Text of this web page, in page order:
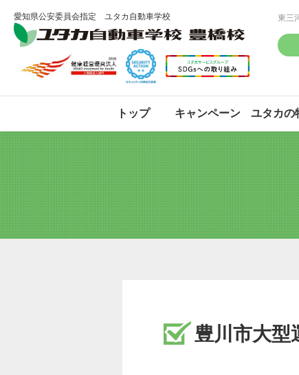
愛知県公安委員会指定 ユタカ自動車学校 東三
トップ キャンペーン ユタカの
豊川市大型